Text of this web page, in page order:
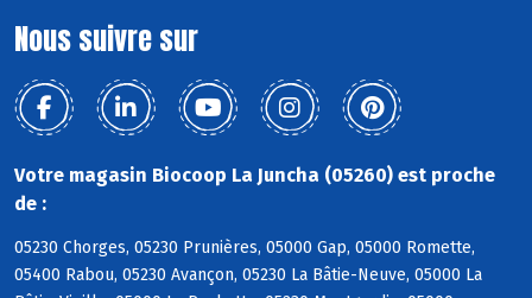
Nous suivre sur
Votre magasin Biocoop La Juncha (05260) est proche
de :
05230 Chorges, 05230 Prunières, 05000 Gap, 05000 Romette,
05400 Rabou, 05230 Avançon, 05230 La Bâtie-Neuve, 05000 La